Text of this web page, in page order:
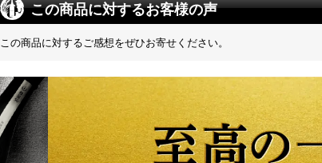
この商品に対するお客様の声
この商品に対するご感想をぜひお寄せください。